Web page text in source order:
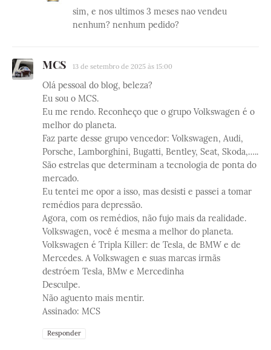
sim, e nos ultimos 3 meses nao vendeu
nenhum? nenhum pedido?
MCS 13 de setembro de 2025 às 15:00
Olá pessoal do blog, beleza?
Eu sou o MCS.
Eu me rendo. Reconheço que o grupo Volkswagen é o
melhor do planeta.
Faz parte desse grupo vencedor: Volkswagen, Audi,
Porsche, Lamborghini, Bugatti, Bentley, Seat, Skoda,…..
São estrelas que determinam a tecnologia de ponta do
mercado.
Eu tentei me opor a isso, mas desisti e passei a tomar
remédios para depressão.
Agora, com os remédios, não fujo mais da realidade.
Volkswagen, você é mesma a melhor do planeta.
Volkswagen é Tripla Killer: de Tesla, de BMW e de
Mercedes. A Volkswagen e suas marcas irmãs
destróem Tesla, BMw e Mercedinha
Desculpe.
Não aguento mais mentir.
Assinado: MCS
Responder